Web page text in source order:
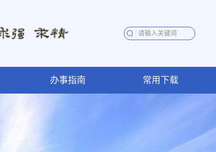
办事指南 常用下载